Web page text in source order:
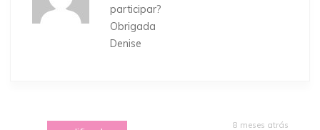
participar?
Obrigada
Denise
8 meses atrás